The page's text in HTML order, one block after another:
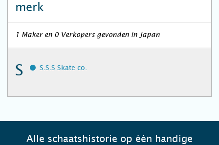
merk
1 Maker en 0 Verkopers gevonden in Japan
S S.S.S Skate co.
Alle schaatshistorie op één handige